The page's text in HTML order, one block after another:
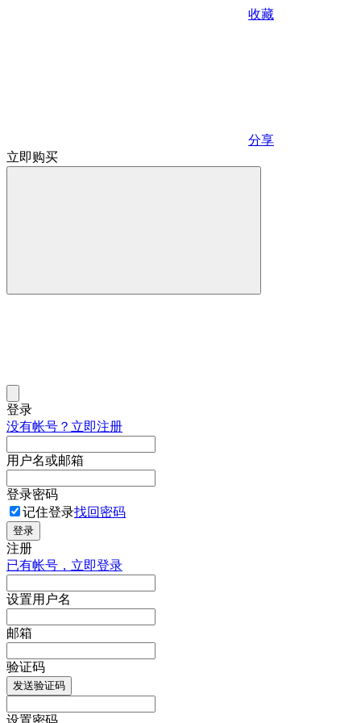
收藏
分享
立即购买
登录
没有帐号？立即注册
用户名或邮箱
登录密码
记住登录找回密码
登录
注册
已有帐号，立即登录
设置用户名
邮箱
验证码
发送验证码
设置密码